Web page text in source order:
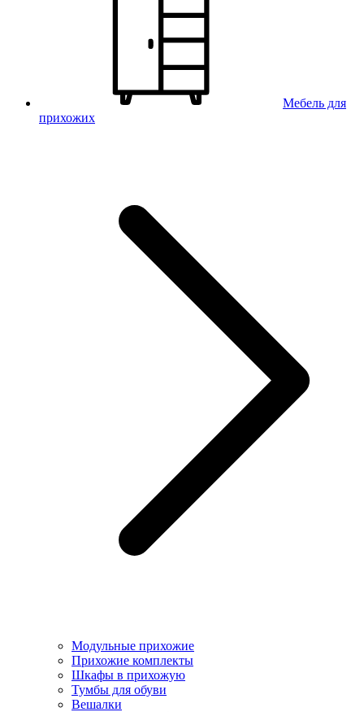
Мебель для
прихожих
Модульные прихожие
Прихожие комплекты
Шкафы в прихожую
Тумбы для обуви
Вешалки